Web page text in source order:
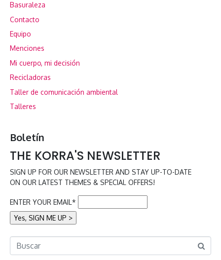
Basuraleza
Contacto
Equipo
Menciones
Mi cuerpo, mi decisión
Recicladoras
Taller de comunicación ambiental
Talleres
Boletín
THE KORRA'S NEWSLETTER
SIGN UP FOR OUR NEWSLETTER AND STAY UP-TO-DATE
ON OUR LATEST THEMES & SPECIAL OFFERS!
ENTER YOUR EMAIL*